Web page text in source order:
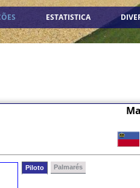
ESTATISTICA
Piloto Palmarés